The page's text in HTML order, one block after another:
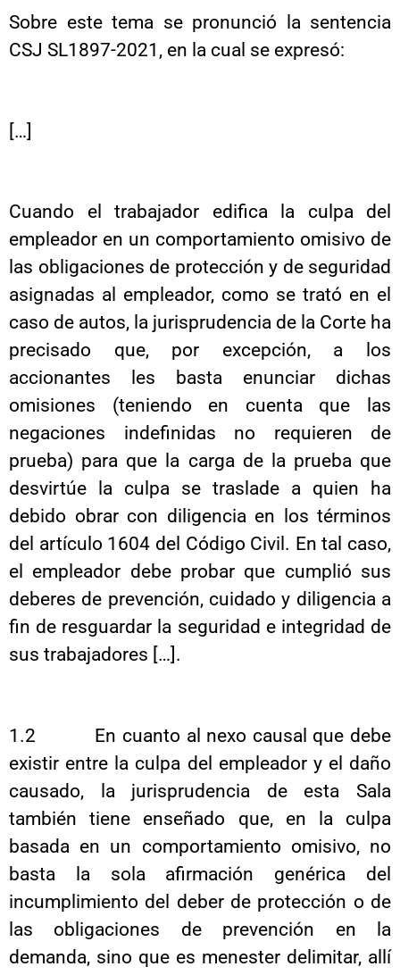
Sobre este tema se pronunció la sentencia
CSJ SL1897-2021, en la cual se expresó:
[…]
Cuando el trabajador edifica la culpa del
empleador en un comportamiento omisivo de
las obligaciones de protección y de seguridad
asignadas al empleador, como se trató en el
caso de autos, la jurisprudencia de la Corte ha
precisado que, por excepción, a los
accionantes les basta enunciar dichas
omisiones (teniendo en cuenta que las
negaciones indefinidas no requieren de
prueba) para que la carga de la prueba que
desvirtúe la culpa se traslade a quien ha
debido obrar con diligencia en los términos
del artículo 1604 del Código Civil. En tal caso,
el empleador debe probar que cumplió sus
deberes de prevención, cuidado y diligencia a
fin de resguardar la seguridad e integridad de
sus trabajadores […].
1.2 En cuanto al nexo causal que debe
existir entre la culpa del empleador y el daño
causado, la jurisprudencia de esta Sala
también tiene enseñado que, en la culpa
basada en un comportamiento omisivo, no
basta la sola afirmación genérica del
incumplimiento del deber de protección o de
las obligaciones de prevención en la
demanda, sino que es menester delimitar, allí